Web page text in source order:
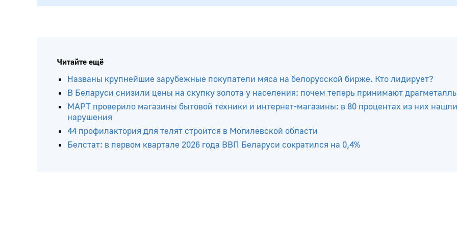
Читайте ещё
Названы крупнейшие зарубежные покупатели мяса на белорусской бирже. Кто лидирует?
В Беларуси снизили цены на скупку золота у населения: почем теперь принимают
МАРТ проверило магазины бытовой техники и интернет-магазины: в 80 процентах из них
нарушения
44 профилактория для телят строится в Могилевской области
Белстат: в первом квартале 2026 года ВВП Беларуси сократился на 0,4%